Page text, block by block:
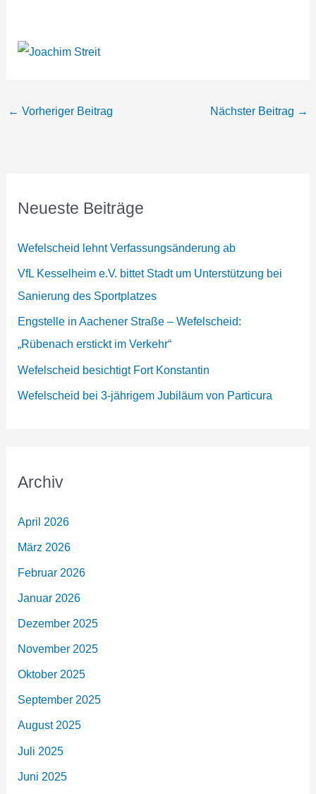
← Vorheriger Beitrag Nächster Beitrag →
Neueste Beiträge
Wefelscheid lehnt Verfassungsänderung ab
VfL Kesselheim e.V. bittet Stadt um Unterstützung bei
Sanierung des Sportplatzes
Engstelle in Aachener Straße – Wefelscheid:
„Rübenach erstickt im Verkehr“
Wefelscheid besichtigt Fort Konstantin
Wefelscheid bei 3-jährigem Jubiläum von Particura
Archiv
April 2026
März 2026
Februar 2026
Januar 2026
Dezember 2025
November 2025
Oktober 2025
September 2025
August 2025
Juli 2025
Juni 2025